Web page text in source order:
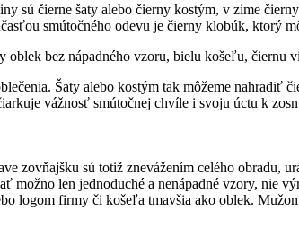
sú čierne šaty alebo čierny kostým, v zime
smútočného odevu je čierny klobúk, ktorý
bez nápadného vzoru, bielu košeľu, čiernu
Šaty alebo kostým tak môžeme
vážnosť smútočnej chvíle i svoju úctu k
zovňajšku sú totiž znevážením celého obradu,
možno len jednoduché a nenápadné vzory, nie
logom firmy či košeľa tmavšia ako oblek.